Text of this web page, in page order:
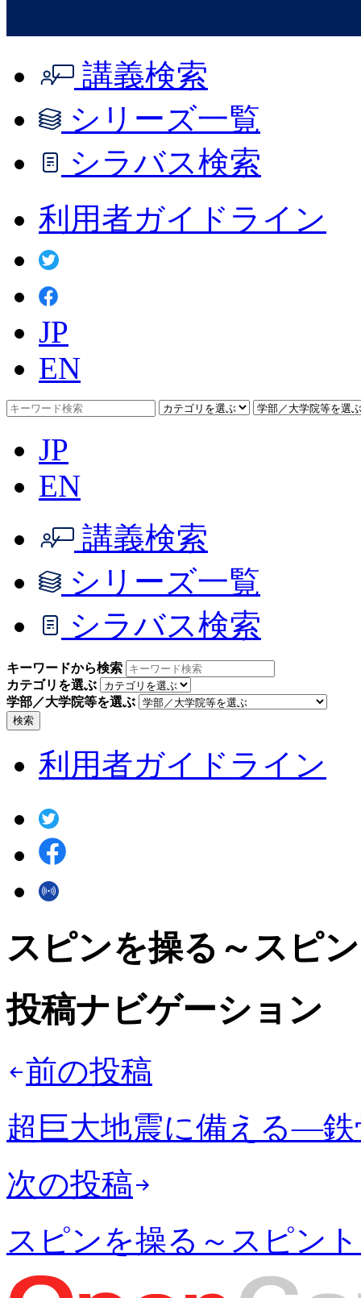
講義検索
シリーズ一覧
シラバス検索
利用者ガイドライン
JP
EN
JP
EN
講義検索
シリーズ一覧
シラバス検索
キーワードから検索
カテゴリを選ぶ
学部／大学院等を選ぶ
検索
利用者ガイドライン
スピンを操る～スピ
投稿ナビゲーション
前の投稿
超巨大地震に備える—
次の投稿
スピンを操る～スピン